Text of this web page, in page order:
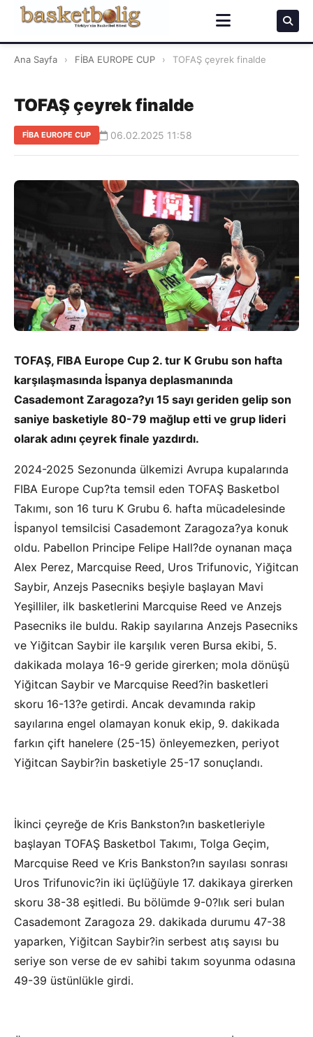
Ana Sayfa › FİBA EUROPE CUP › TOFAŞ çeyrek finalde
TOFAŞ çeyrek finalde
FİBA EUROPE CUP 06.02.2025 11:58
TOFAŞ, FIBA Europe Cup 2. tur K Grubu son hafta
karşılaşmasında İspanya deplasmanında
Casademont Zaragoza?yı 15 sayı geriden gelip son
saniye basketiyle 80-79 mağlup etti ve grup lideri
olarak adını çeyrek finale yazdırdı.
2024-2025 Sezonunda ülkemizi Avrupa kupalarında
FIBA Europe Cup?ta temsil eden TOFAŞ Basketbol
Takımı, son 16 turu K Grubu 6. hafta mücadelesinde
İspanyol temsilcisi Casademont Zaragoza?ya konuk
oldu. Pabellon Principe Felipe Hall?de oynanan maça
Alex Perez, Marcquise Reed, Uros Trifunovic, Yiğitcan
Saybir, Anzejs Pasecniks beşiyle başlayan Mavi
Yeşilliler, ilk basketlerini Marcquise Reed ve Anzejs
Pasecniks ile buldu. Rakip sayılarına Anzejs Pasecniks
ve Yiğitcan Saybir ile karşılık veren Bursa ekibi, 5.
dakikada molaya 16-9 geride girerken; mola dönüşü
Yiğitcan Saybir ve Marcquise Reed?in basketleri
skoru 16-13?e getirdi. Ancak devamında rakip
sayılarına engel olamayan konuk ekip, 9. dakikada
farkın çift hanelere (25-15) önleyemezken, periyot
Yiğitcan Saybir?in basketiyle 25-17 sonuçlandı.
İkinci çeyreğe de Kris Bankston?ın basketleriyle
başlayan TOFAŞ Basketbol Takımı, Tolga Geçim,
Marcquise Reed ve Kris Bankston?ın sayılası sonrası
Uros Trifunovic?in iki üçlüğüyle 17. dakikaya girerken
skoru 38-38 eşitledi. Bu bölümde 9-0?lık seri bulan
Casademont Zaragoza 29. dakikada durumu 47-38
yaparken, Yiğitcan Saybir?in serbest atış sayısı bu
seriye son verse de ev sahibi takım soyunma odasına
49-39 üstünlükle girdi.